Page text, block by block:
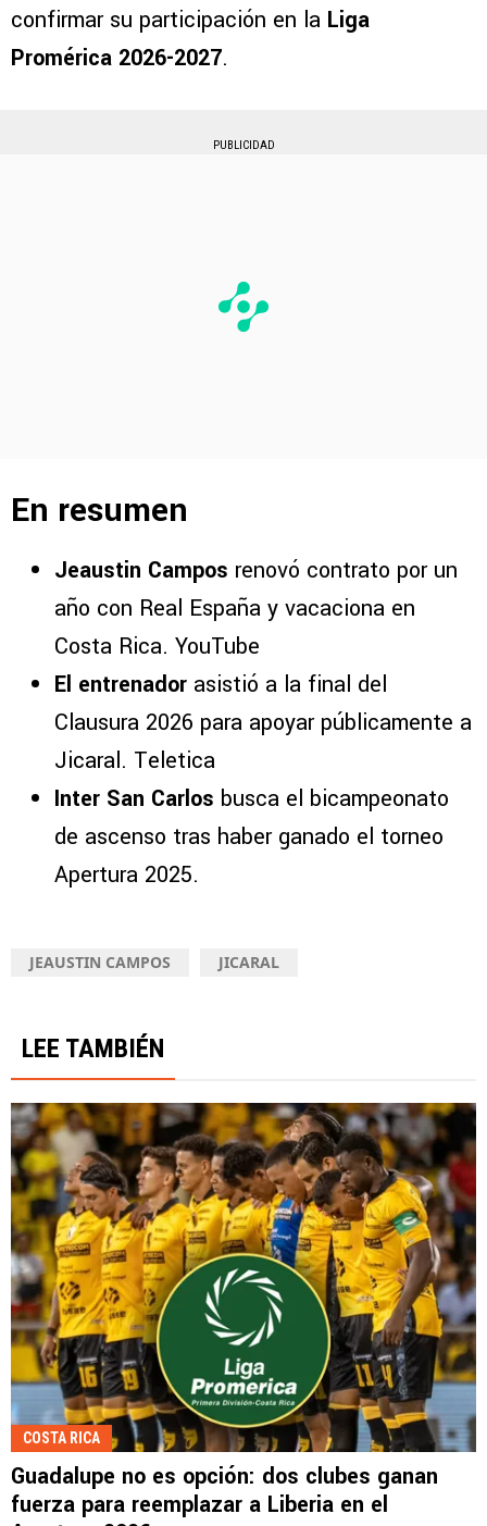
confirmar su participación en la Liga
Promérica 2026-2027.
PUBLICIDAD
En resumen
Jeaustin Campos renovó contrato por un
año con Real España y vacaciona en
Costa Rica. YouTube
El entrenador asistió a la final del
Clausura 2026 para apoyar públicamente a
Jicaral. Teletica
Inter San Carlos busca el bicampeonato
de ascenso tras haber ganado el torneo
Apertura 2025.
JEAUSTIN CAMPOS JICARAL
LEE TAMBIÉN
COSTA RICA
Guadalupe no es opción: dos clubes ganan
fuerza para reemplazar a Liberia en el